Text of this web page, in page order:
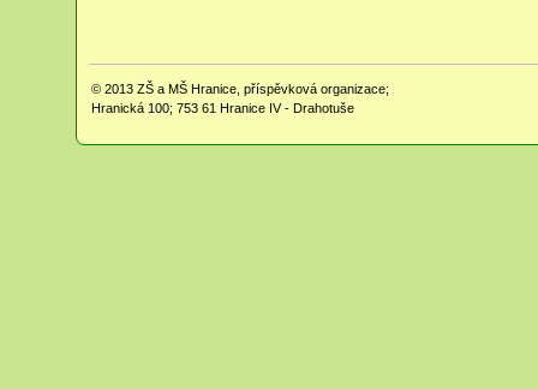
© 2013 ZŠ a MŠ Hranice, příspěvková organizace;
Hranická 100; 753 61 Hranice IV - Drahotuše